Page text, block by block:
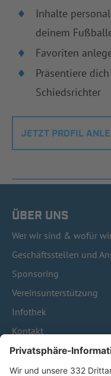
Inhalte
deinem
Favoriten
Präsentiere
Schiedsrichter
JETZT PROFIL
ÜBER UNS
Wer wir sind & wofür
Geschäftsstellen und
Sponsoring
Vereinsunterstützung
Infothek
Kontakt
HÄUFIG